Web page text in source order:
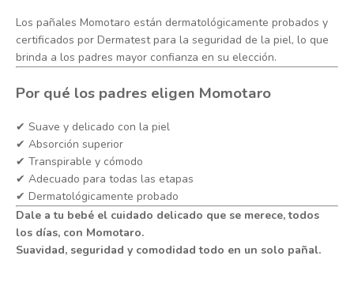
Los pañales Momotaro están dermatológicamente probados y
certificados por Dermatest para la seguridad de la piel, lo que
brinda a los padres mayor confianza en su elección.
Por qué los padres eligen Momotaro
✔ Suave y delicado con la piel
✔ Absorción superior
✔ Transpirable y cómodo
✔ Adecuado para todas las etapas
✔ Dermatológicamente probado
Dale a tu bebé el cuidado delicado que se merece, todos
los días, con Momotaro.
Suavidad, seguridad y comodidad todo en un solo pañal.